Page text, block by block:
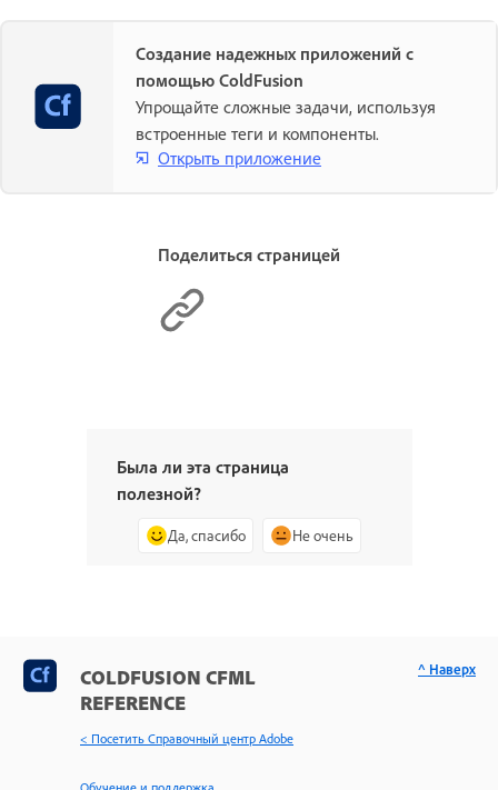
Создание надежных приложений с
помощью ColdFusion
Упрощайте сложные задачи, используя
встроенные теги и компоненты.
Открыть приложение
Поделиться страницей
Была ли эта страница
полезной?
Да, спасибо Не очень
COLDFUSION CFML
REFERENCE
< Посетить Справочный центр Adobe
^ Наверх